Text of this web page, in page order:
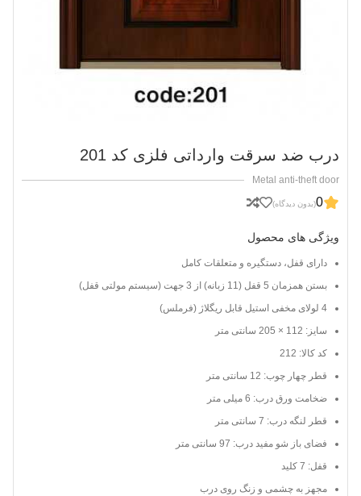
درب ضد سرقت وارداتی فلزی کد 201
Metal anti-theft door
0(بدون دیدگاه)
ویژگی های محصول
دارای قفل، دستگیره و متعلقات کامل
بستن همزمان 5 قفل (11 زبانه) از 3 جهت (سیستم مولتی قفل)
4 لولای مخفی استیل قابل ریگلاژ (فرملس)
سایز: 112 × 205 سانتی متر
کد کالا: 212
قطر چهار چوب: 12 سانتی متر
ضخامت ورق درب: 6 میلی متر
قطر لنگه درب: 7 سانتی متر
فضای باز شو مفید درب: 97 سانتی متر
قفل: 7 کلید
مجهز به چشمی و زنگ روی درب